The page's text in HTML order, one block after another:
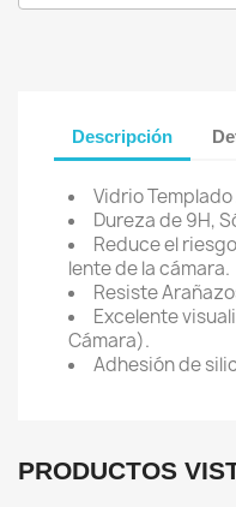
Descripción
Vidrio
Dureza de 9H,
Reduce el
lente de la cámara.
Resiste
Excelente
Cámara).
Adhesión de
PRODUCTOS
Iniciar sesión
Debe iniciar sesión
Cancelar